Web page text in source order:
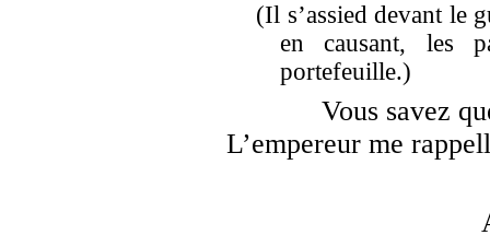
(Il s’assied devant le
en causant, les
portefeuille.)
Vous savez
L’empereur me